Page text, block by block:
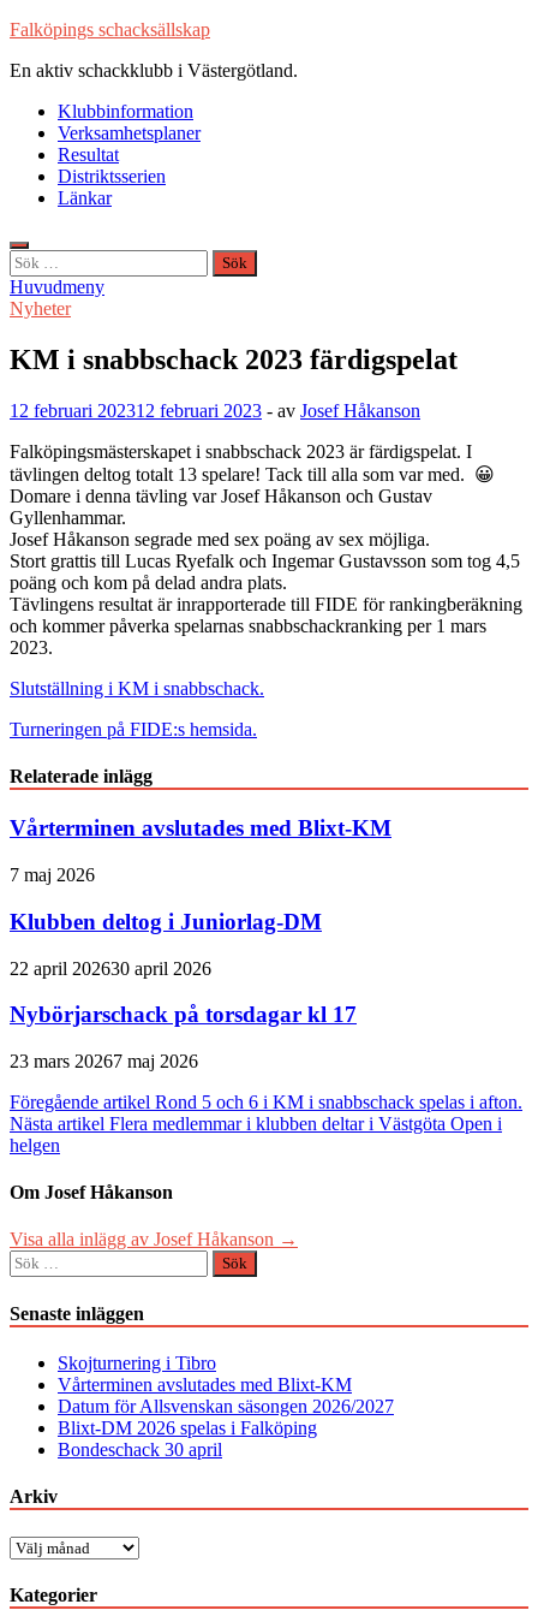
Hoppa
innehåll
Falköpings schacksällskap
En aktiv schackklubb i Västergötland.
Klubbinformation
Verksamhetsplaner
Resultat
Distriktsserien
Länkar
Sök
efter:
Huvudmeny
Nyheter
KM i snabbschack 2023 färdigspelat
12 februari 202312 februari 2023 - av Josef Håkanson
Falköpingsmästerskapet i snabbschack 2023 är färdigspelat. I
tävlingen deltog totalt 13 spelare! Tack till alla som var med. 😀
Domare i denna tävling var Josef Håkanson och Gustav
Gyllenhammar.
Josef Håkanson segrade med sex poäng av sex möjliga.
Stort grattis till Lucas Ryefalk och Ingemar Gustavsson som tog 4,5
poäng och kom på delad andra plats.
Tävlingens resultat är inrapporterade till FIDE för rankingberäkning
och kommer påverka spelarnas snabbschackranking per 1 mars
2023.
Slutställning i KM i snabbschack.
Turneringen på FIDE:s hemsida.
Relaterade inlägg
Vårterminen avslutades med Blixt-KM
7 maj 2026
Klubben deltog i Juniorlag-DM
22 april 202630 april 2026
Nybörjarschack på torsdagar kl 17
23 mars 20267 maj 2026
Inläggsnavigering
Föregående artikel Rond 5 och 6 i KM i snabbschack spelas i afton.
Nästa artikel Flera medlemmar i klubben deltar i Västgöta Open i
helgen
Om Josef Håkanson
Visa alla inlägg av Josef Håkanson →
Sök
efter:
Senaste inläggen
Skojturnering i Tibro
Vårterminen avslutades med Blixt-KM
Datum för Allsvenskan säsongen 2026/2027
Blixt-DM 2026 spelas i Falköping
Bondeschack 30 april
Arkiv
Arkiv
Kategorier